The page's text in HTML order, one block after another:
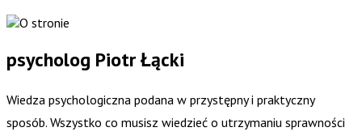
psycholog Piotr Łącki
Wiedza psychologiczna podana w przystępny i praktyczny
sposób. Wszystko co musisz wiedzieć o utrzymaniu sprawności